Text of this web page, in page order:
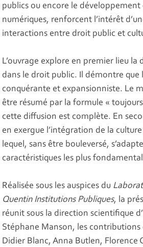
publics ou encore le développement
numériques, renforcent l’intérêt
interactions entre droit public et
L’ouvrage explore en premier lieu la
dans le droit public. Il démontre que
conquérante et expansionniste. Le
être résumé par la formule «
cette diffusion est complète. En
en exergue l’intégration de la
lequel, sans être bouleversé,
caractéristiques les plus
Réalisée sous les auspices du
Quentin Institutions Publiques, la
réunit sous la direction scientifique
Stéphane Manson, les contributions
Didier Blanc, Anna Butlen, Florence